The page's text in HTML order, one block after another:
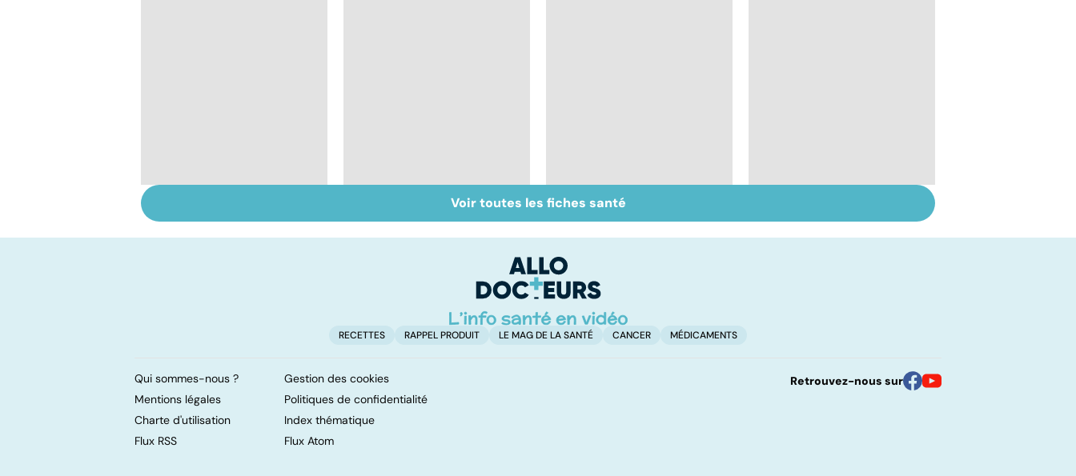
infections
Inflammation des
amygdales : que faire
Suicide : prévenir le
passage à l'acte
complexe
Voir toutes les fiches santé
RECETTES RAPPEL PRODUIT LE MAG DE LA SANTÉ CANCER MÉDICAMENTS
Qui sommes-nous ?
Gestion des cookies
Mentions légales
Politiques de confidentialité
Charte d'utilisation
Index thématique
Flux RSS
Flux Atom
Retrouvez-nous sur